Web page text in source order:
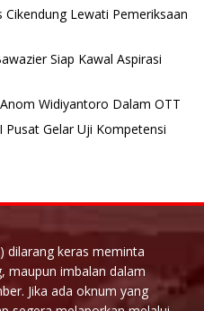
Lewati Pemeriksaan
Siap Kawal Aspirasi
Widiyantoro Dalam OTT
Pusat Gelar Uji Kompetensi
dilarang keras meminta
maupun imbalan dalam
Jika ada oknum yang